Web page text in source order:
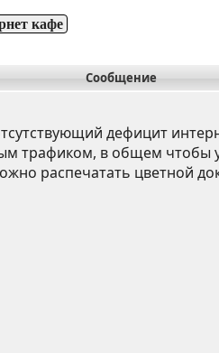
кафе
Сообщение
дефицит
трафиком, в общем чтобы
распечатать цветной